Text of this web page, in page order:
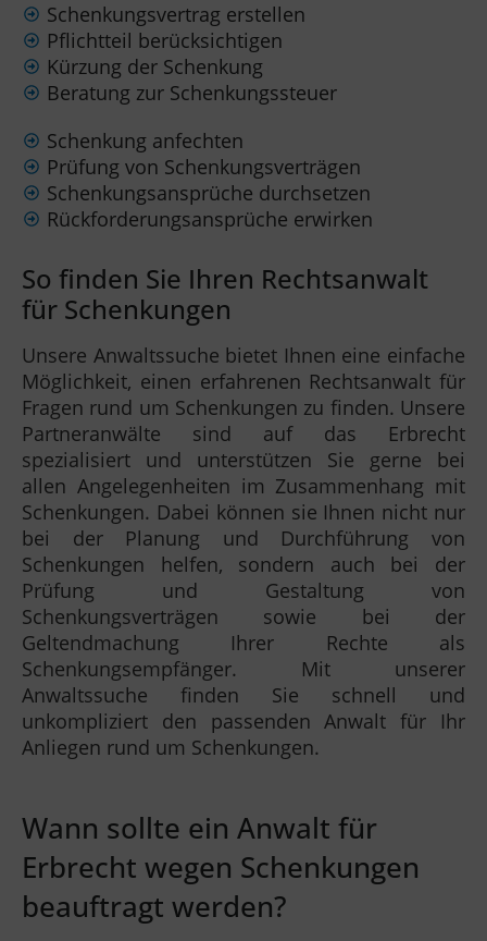
Schenkungsvertrag erstellen
Pflichtteil berücksichtigen
Kürzung der Schenkung
Beratung zur Schenkungssteuer
Schenkung anfechten
Prüfung von Schenkungsverträgen
Schenkungsansprüche durchsetzen
Rückforderungsansprüche erwirken
So finden Sie Ihren Rechtsanwalt
für Schenkungen
Unsere Anwaltssuche bietet Ihnen eine einfache
Möglichkeit, einen erfahrenen Rechtsanwalt für
Fragen rund um Schenkungen zu finden. Unsere
Partneranwälte sind auf das Erbrecht
spezialisiert und unterstützen Sie gerne bei
allen Angelegenheiten im Zusammenhang mit
Schenkungen. Dabei können sie Ihnen nicht nur
bei der Planung und Durchführung von
Schenkungen helfen, sondern auch bei der
Prüfung und Gestaltung von
Schenkungsverträgen sowie bei der
Geltendmachung Ihrer Rechte als
Schenkungsempfänger. Mit unserer
Anwaltssuche finden Sie schnell und
unkompliziert den passenden Anwalt für Ihr
Anliegen rund um Schenkungen.
Wann sollte ein Anwalt für
Erbrecht wegen Schenkungen
beauftragt werden?